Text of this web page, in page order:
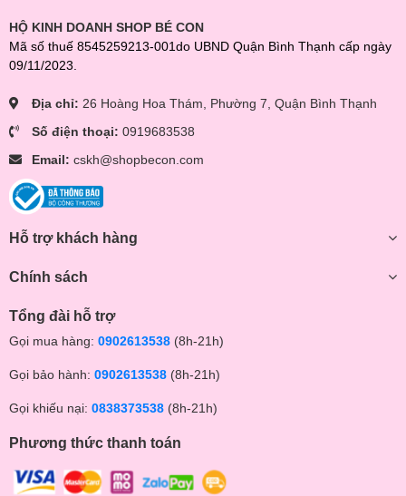
HỘ KINH DOANH SHOP BÉ CON
Mã số thuế 8545259213-001do UBND Quận Bình Thạnh cấp ngày
09/11/2023.
Địa chỉ: 26 Hoàng Hoa Thám, Phường 7, Quận Bình Thạnh
Số điện thoại: 0919683538
Email: cskh@shopbecon.com
Hỗ trợ khách hàng
Chính sách
Tổng đài hỗ trợ
Gọi mua hàng: 0902613538 (8h-21h)
Gọi bảo hành: 0902613538 (8h-21h)
Gọi khiếu nại: 0838373538 (8h-21h)
Phương thức thanh toán